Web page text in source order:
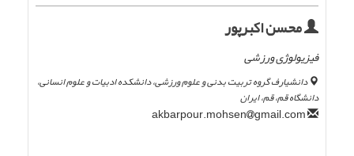
محسن اکبرپور
فیزیولوژی ورزشی
دانشیارف گروه تربیت بدنی و علوم ورزشی، دانشکده ادبیات و علوم انسانی،
دانشگاه قم، قم، ایران
gmail.com